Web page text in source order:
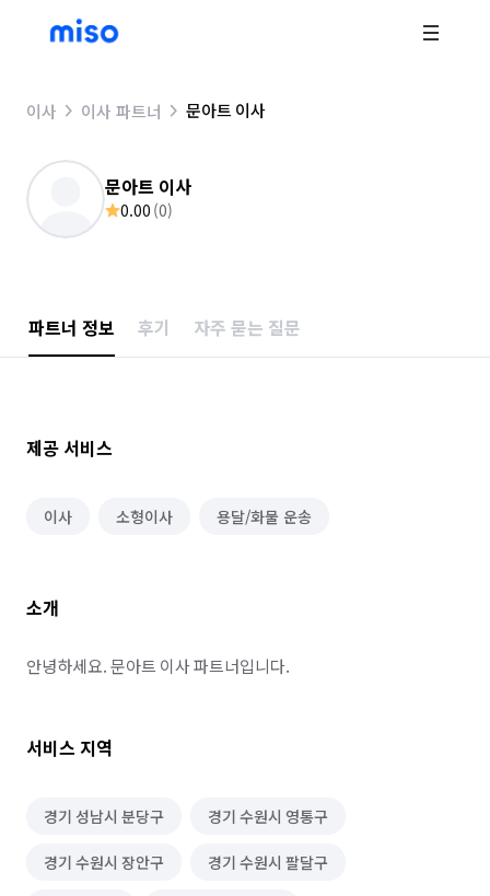
이사 이사 파트너 문아트 이사
문아트 이사
0.00 (0)
파트너 정보 후기 자주 묻는 질문
제공 서비스
이사 소형이사 용달/화물 운송
소개
안녕하세요. 문아트 이사 파트너입니다.
서비스 지역
경기 성남시 분당구 경기 수원시 영통구
경기 수원시 장안구 경기 수원시 팔달구